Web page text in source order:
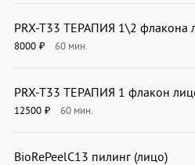
PRX-T33 ТЕРАПИЯ 1\2 флакона
8000 ₽ 60 мин.
PRX-T33 ТЕРАПИЯ 1 флакон
12500 ₽ 60 мин.
BioRePeelC13 пилинг (лицо)